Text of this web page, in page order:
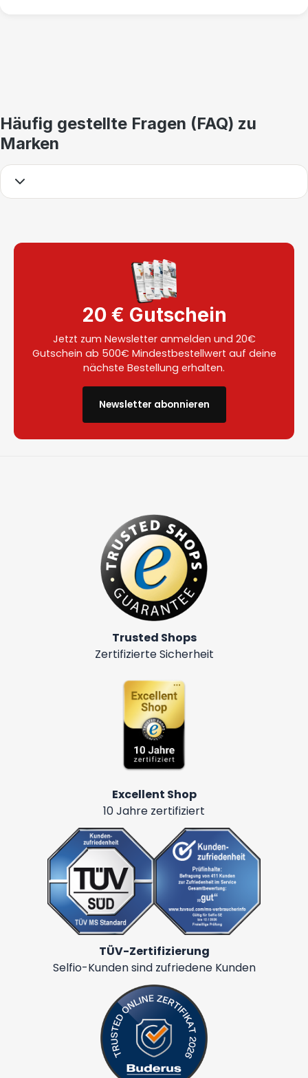
Häufig gestellte Fragen (FAQ) zu
Marken
20 € Gutschein
Jetzt zum Newsletter anmelden und 20€
Gutschein ab 500€ Mindestbestellwert auf deine
nächste Bestellung erhalten.
Newsletter abonnieren
Trusted Shops
Zertifizierte Sicherheit
Excellent Shop
10 Jahre zertifiziert
TÜV-Zertifizierung
Selfio-Kunden sind zufriedene Kunden